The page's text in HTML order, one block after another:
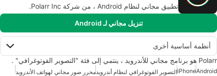
تطبيق مجاني لنظام Android ، من شركة Polarr Inc.
تنزيل مجاني لـ Android
أنظمة أساسية أخرى
Polarr هو برنامج مجاني للأندرويد ، ينتمي إلى فئة "التصوير الفوتوغرافي" .
Android
iPhoneالتصوير الفوتوغرافي لنظام أندرويدمحرر صور مجاني لهواتف الأندرويد